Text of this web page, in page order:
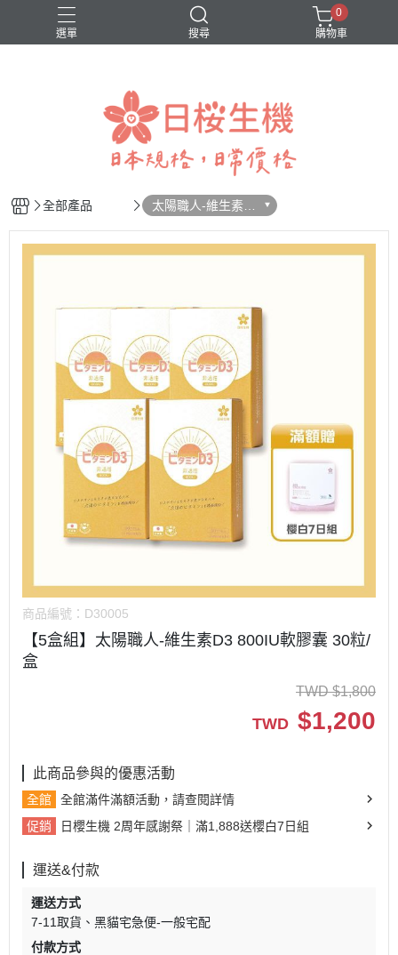
選單 搜尋
美妍職人-櫻白潤姬
舒眠職人-晚安複方膠囊(羅布麻萃取物)
行動職人-五效關鍵膠囊(UC-II®)
0
購物車
全部產品
太陽職人-維生素D
3 800IU軟膠囊
商品編號： D30005
【5盒組】太陽職人-維生素D3 800IU軟膠囊 30粒/
盒
TWD $1,800
TWD $1,200
此商品參與的優惠活動
全館
全館滿件滿額活動，請查閱詳情
促銷
日櫻生機 2周年感謝祭｜滿1,888送櫻白7日組
運送&付款
運送方式
7-11取貨
黑貓宅急便-一般宅配
付款方式